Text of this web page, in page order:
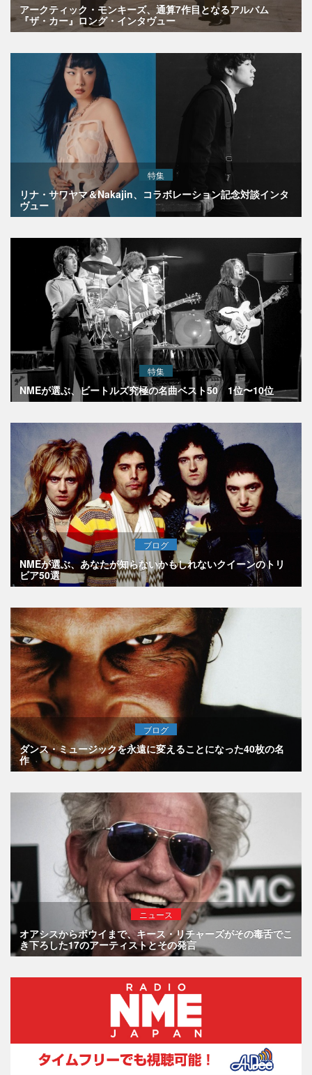
アークティック・モンキーズ、通算7作目となるアルバム
『ザ・カー』ロング・インタヴュー
特集
リナ・サワヤマ＆Nakajin、コラボレーション記念対談インタ
ヴュー
特集
NMEが選ぶ、ビートルズ究極の名曲ベスト50 1位〜10位
ブログ
NMEが選ぶ、あなたが知らないかもしれないクイーンのトリ
ビア50選
ブログ
ダンス・ミュージックを永遠に変えることになった40枚の名
作
ニュース
オアシスからボウイまで、キース・リチャーズがその毒舌でこ
き下ろした17のアーティストとその発言